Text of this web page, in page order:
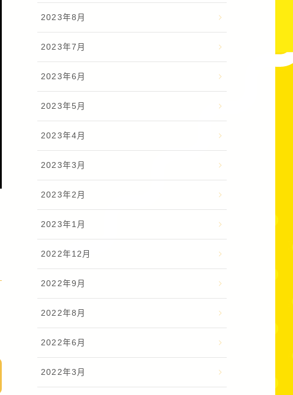
2023年8月
2023年7月
2023年6月
2023年5月
2023年4月
2023年3月
2023年2月
2023年1月
2022年12月
2022年9月
2022年8月
2022年6月
2022年3月